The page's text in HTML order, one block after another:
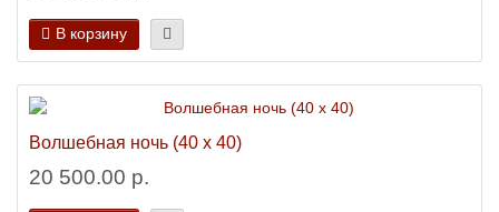
В корзину
Волшебная ночь (40 х 40)
20 500.00 р.